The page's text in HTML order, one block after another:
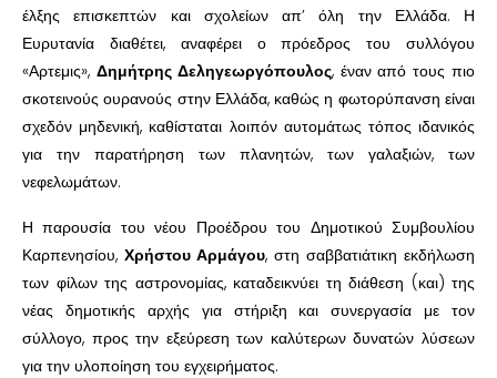
έλξης επισκεπτών και σχολείων απ’ όλη την Ελλάδα. Η
Ευρυτανία διαθέτει, αναφέρει ο πρόεδρος του συλλόγου
«Αρτεμις», Δημήτρης Δεληγεωργόπουλος, έναν από τους πιο
σκοτεινούς ουρανούς στην Ελλάδα, καθώς η φωτορύπανση είναι
σχεδόν μηδενική, καθίσταται λοιπόν αυτομάτως τόπος ιδανικός
για την παρατήρηση των πλανητών, των γαλαξιών, των
νεφελωμάτων.
Η παρουσία του νέου Προέδρου του Δημοτικού Συμβουλίου
Καρπενησίου, Χρήστου Αρμάγου, στη σαββατιάτικη εκδήλωση
των φίλων της αστρονομίας, καταδεικνύει τη διάθεση (και) της
νέας δημοτικής αρχής για στήριξη και συνεργασία με τον
σύλλογο, προς την εξεύρεση των καλύτερων δυνατών λύσεων
για την υλοποίηση του εγχειρήματος.